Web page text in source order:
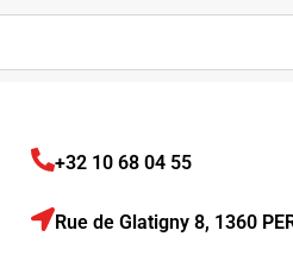
+32 10 68 04 55
Rue de Glatigny 8, 1360